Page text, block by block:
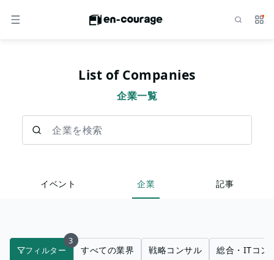
メニュー サ
List of Companies
企業一覧
イベント 企業 記事
フィルター
3
すべての業界 戦略コンサル 総合・ITコン